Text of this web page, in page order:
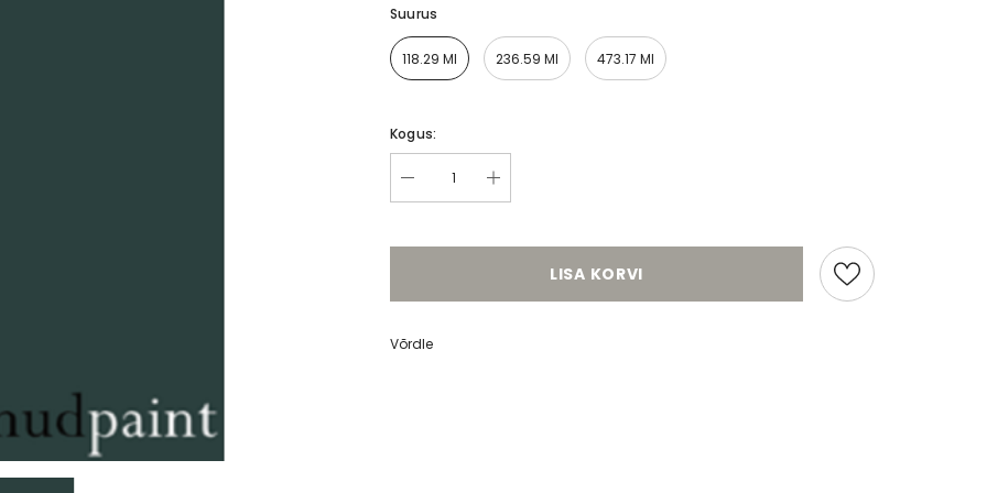
Suurus
118.29 Ml 236.59 Ml 473.17 Ml
Kogus:
LISA KORVI
Võrdle
Fusion mineraalvärv Chestler
FUSION mineraalvärv Chestnut